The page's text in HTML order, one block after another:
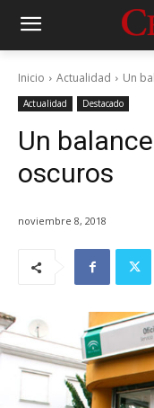
Inicio Actualidad Un
Actualidad Destacado
Un
oscuros
noviembre 8, 2018